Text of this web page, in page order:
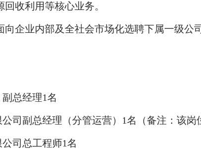
收利用等核心业务。
向企业内部及全社会市场化选聘下属一级公
总经理1名
司副总经理（分管运营） 1名（备注：该岗
司总工程师1名